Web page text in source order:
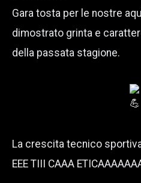
Gara tosta per le nostre
dimostrato grinta e
della passata stagione.
La crescita tecnico
EEE TIII CAAA